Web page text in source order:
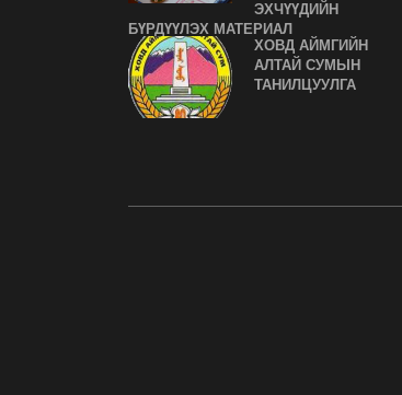
ЭХЧҮҮДИЙН
БҮРДҮҮЛЭХ МАТЕРИАЛ
ХОВД АЙМГИЙН
АЛТАЙ СУМЫН
ТАНИЛЦУУЛГА